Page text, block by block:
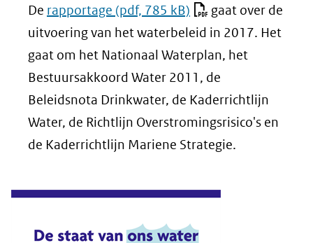
De rapportage (pdf, 785 kB)
gaat over de
uitvoering van het waterbeleid in 2017. Het
gaat om het Nationaal Waterplan, het
Bestuursakkoord Water 2011, de
Beleidsnota Drinkwater, de Kaderrichtlijn
Water, de Richtlijn Overstromingsrisico's en
de Kaderrichtlijn Mariene Strategie.